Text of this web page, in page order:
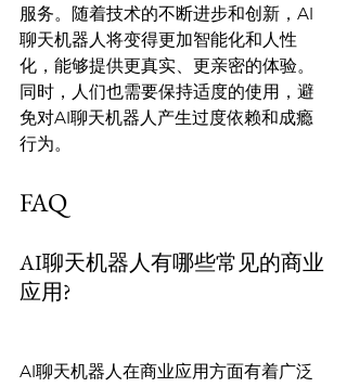
服务。随着技术的不断进步和创新，AI
聊天机器人将变得更加智能化和人性
化，能够提供更真实、更亲密的体验。
同时，人们也需要保持适度的使用，避
免对AI聊天机器人产生过度依赖和成瘾
行为。
FAQ
AI聊天机器人有哪些常见的商业
应用?
AI聊天机器人在商业应用方面有着广泛